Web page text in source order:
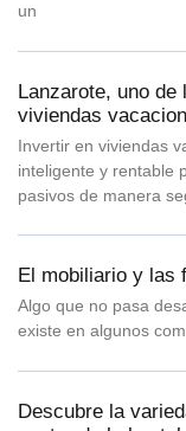
un
Lanzarote, uno
viviendas
Invertir en viviendas
inteligente y rentable
pasivos de manera
El mobiliario y las
Algo que no pasa
existe en algunos
Descubre la